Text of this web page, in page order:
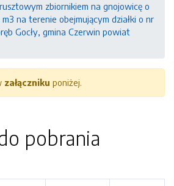
zbiornikiem na gnojowicę o
na terenie obejmującym działki o nr
Gocły, gmina Czerwin powiat
załączniku poniżej.
pobrania